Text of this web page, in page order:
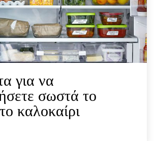
για να
σωστά το
καλοκαίρι